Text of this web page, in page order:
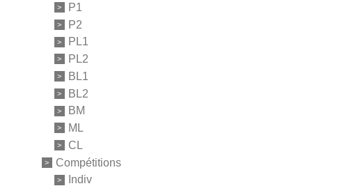
P1
P2
PL1
PL2
BL1
BL2
BM
ML
CL
Compétitions
Indiv